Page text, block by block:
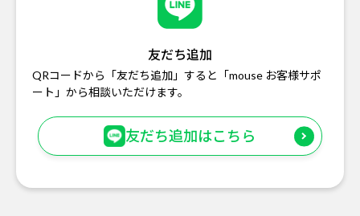
友だち追加
QRコードから「友だち追加」すると「mouse お客様サポ
ート」から相談いただけます。
友だち追加はこちら